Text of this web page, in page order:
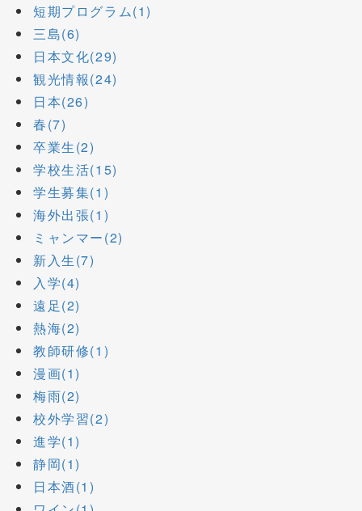
短期プログラム(1)
三島(6)
日本文化(29)
観光情報(24)
日本(26)
春(7)
卒業生(2)
学校生活(15)
学生募集(1)
海外出張(1)
ミャンマー(2)
新入生(7)
入学(4)
遠足(2)
熱海(2)
教師研修(1)
漫画(1)
梅雨(2)
校外学習(2)
進学(1)
静岡(1)
日本酒(1)